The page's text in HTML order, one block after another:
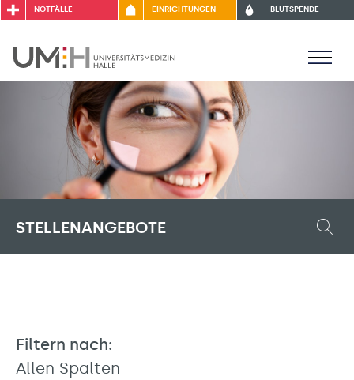
NOTFÄLLE EINRICHTUNGEN BLUTSPENDE
STELLENANGEBOTE
Filtern nach:
Allen Spalten